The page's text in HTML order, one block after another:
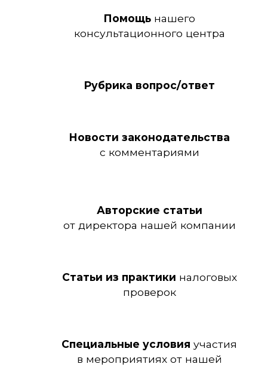
Помощьнашего
консультационного центра
Рубрика вопрос/ответ
Новости законодательства
с комментариями
Авторские статьи
от директора нашей компании
Статьи из практики налоговых
проверок
Специальные условия участия
в мероприятиях от нашей